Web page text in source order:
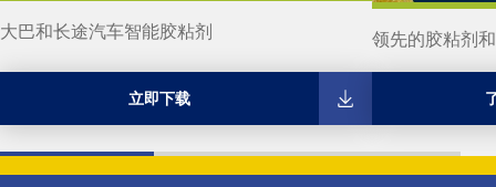
大巴和长途汽车智能胶粘剂
立即下载
领先的胶粘剂